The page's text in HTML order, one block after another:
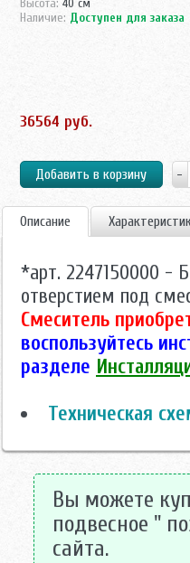
Высота: 40 см
Наличие: Доступен для заказа
36564 руб.
Описание
*арт. 2247150000 -
отверстием под
Смеситель
воспользуйтесь
разделе
Техническая
Вы можете
подвесное "
сайта.